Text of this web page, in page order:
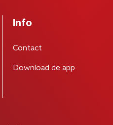
Info
Contact
Download de app